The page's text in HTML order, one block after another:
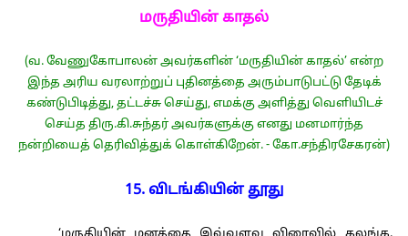
மருதியின் காதல்
(வ. வேணுகோபாலன் அவர்களின் ‘மருதியின் காதல்’ என்ற
இந்த அரிய வரலாற்றுப் புதினத்தை அரும்பாடுபட்டு தேடிக்
கண்டுபிடித்து, தட்டச்சு செய்து, எமக்கு அளித்து வெளியிடச்
செய்த திரு.கி.சுந்தர் அவர்களுக்கு எனது மனமார்ந்த
நன்றியைத் தெரிவித்துக் கொள்கிறேன். - கோ.சந்திரசேகரன்)
15. விடங்கியின் தூது